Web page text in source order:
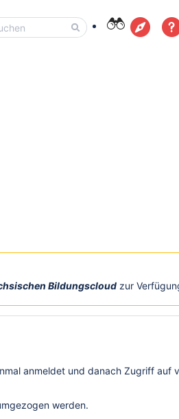
Bildungscloud zur
anmeldet und danach Zugriff auf
werden.